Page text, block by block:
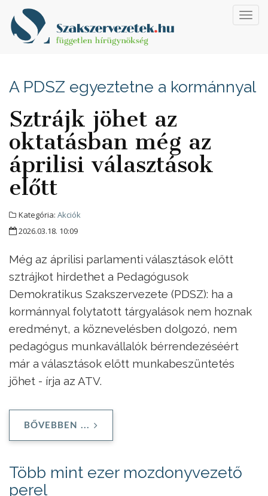
A PDSZ egyeztetne a kormánnyal
Sztrájk jöhet az
oktatásban még az
áprilisi választások
előtt
Kategória: Akciók
2026.03.18. 10:09
Még az áprilisi parlamenti választások előtt
sztrájkot hirdethet a Pedagógusok
Demokratikus Szakszervezete (PDSZ): ha a
kormánnyal folytatott tárgyalások nem hoznak
eredményt, a köznevelésben dolgozó, nem
pedagógus munkavállalók bérrendezéséért
már a választások előtt munkabeszüntetés
jöhet - írja az ATV.
BŐVEBBEN ...
Több mint ezer mozdonyvezető
perel